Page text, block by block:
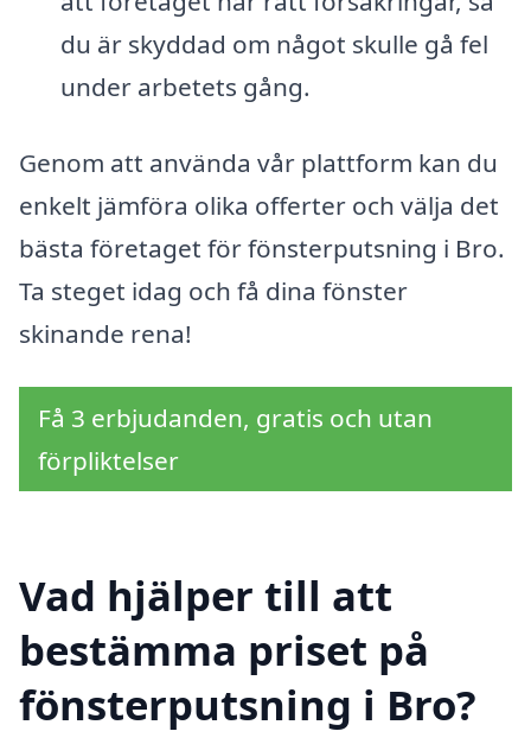
du är skyddad om något skulle gå fel
under arbetets gång.
Genom att använda vår plattform kan du
enkelt jämföra olika offerter och välja det
bästa företaget för fönsterputsning i Bro.
Ta steget idag och få dina fönster
skinande rena!
Få 3 erbjudanden, gratis och utan
förpliktelser
Vad hjälper till att
bestämma priset på
fönsterputsning i Bro?